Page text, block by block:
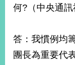
何?（中央通訊
答：我慣例均
團長為重要代